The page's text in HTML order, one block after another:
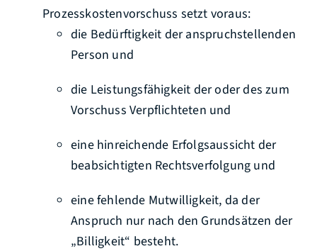
Prozesskostenvorschuss setzt voraus:
die Bedürftigkeit der anspruchstellenden
Person und
die Leistungsfähigkeit der oder des zum
Vorschuss Verpflichteten und
eine hinreichende Erfolgsaussicht der
beabsichtigten Rechtsverfolgung und
eine fehlende Mutwilligkeit, da der
Anspruch nur nach den Grundsätzen der
„Billigkeit“ besteht.